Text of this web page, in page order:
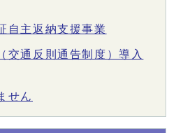
自主返納支援事業
交通反則通告制度）導入
せん